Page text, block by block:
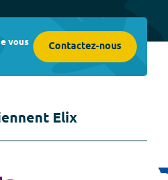
vous Contactez-nous
Elix